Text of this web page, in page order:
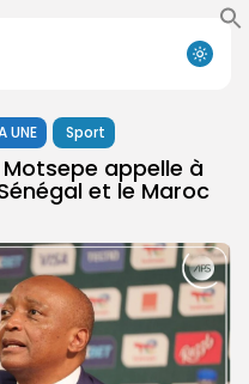
UNE Sport
Motsepe appelle à
et le Maroc